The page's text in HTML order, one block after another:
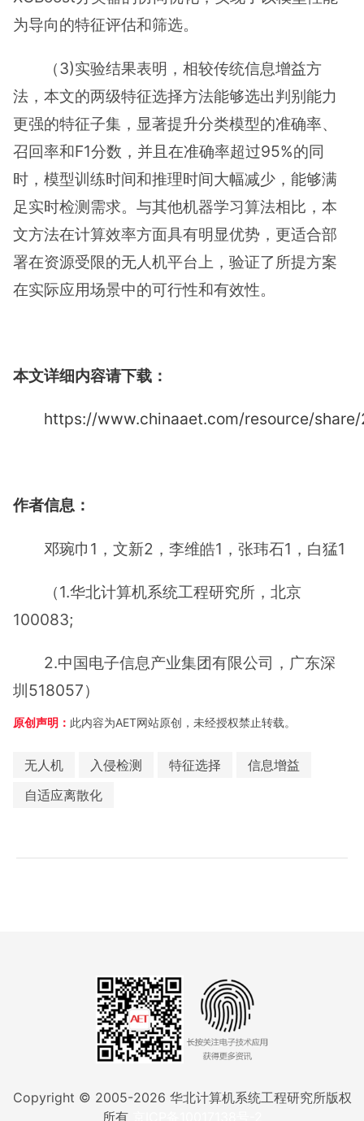
为导向的特征评估和筛选。
（3)实验结果表明，相较传统信息增益方
法，本文的两级特征选择方法能够选出判别能力
更强的特征子集，显著提升分类模型的准确率、
召回率和F1分数，并且在准确率超过95%的同
时，模型训练时间和推理时间大幅减少，能够满
足实时检测需求。与其他机器学习算法相比，本
文方法在计算效率方面具有明显优势，更适合部
署在资源受限的无人机平台上，验证了所提方案
在实际应用场景中的可行性和有效性。
本文详细内容请下载：
https://www.chinaaet.com/resource/
作者信息：
邓琬巾1，文新2，李维皓1，张玮石1，白猛1
（1.华北计算机系统工程研究所，北京
100083;
2.中国电子信息产业集团有限公司，广东深
圳518057）
原创声明： 此内容为AET网站原创，未经授权禁止转载。
无人机 入侵检测 特征选择
信息增益
自适应离散化
Copyright © 2005-2026 华北计算机系统工程研究所版权
所有